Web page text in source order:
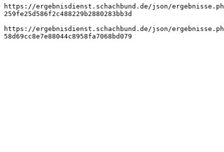
https://ergebnisdienst.schachbund.de/json/
259fe25d586f2c488229b2880283bb3d
https://ergebnisdienst.schachbund.de/json/
58d69cc8e7e88044c8958fa7068bd079